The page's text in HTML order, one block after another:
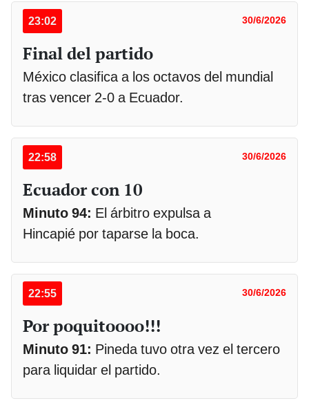
23:02 30/6/2026
Final del partido
México clasifica a los octavos del mundial
tras vencer 2-0 a Ecuador.
22:58 30/6/2026
Ecuador con 10
Minuto 94: El árbitro expulsa a
Hincapié por taparse la boca.
22:55 30/6/2026
Por poquitoooo!!!
Minuto 91: Pineda tuvo otra vez el tercero
para liquidar el partido.